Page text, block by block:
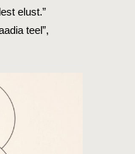
elust.”
teel”,